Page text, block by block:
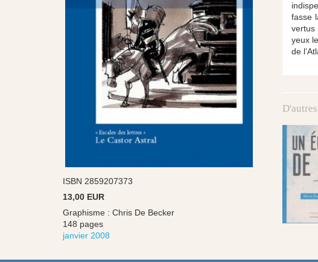
ISBN 2859207373
13,00 EUR
Graphisme : Chris De Becker
148 pages
janvier 2008
fasse
vertus
yeux
de